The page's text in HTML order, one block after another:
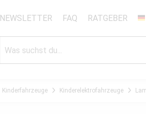
NEWSLETTER FAQ RATGEBER
Kinderfahrzeuge Kinderelektrofahrzeuge